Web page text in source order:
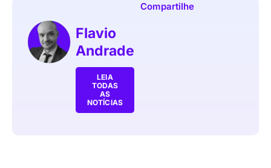
Flavio
Andrade
LEIA
TODAS
AS
NOTÍCIAS
Compartilhe